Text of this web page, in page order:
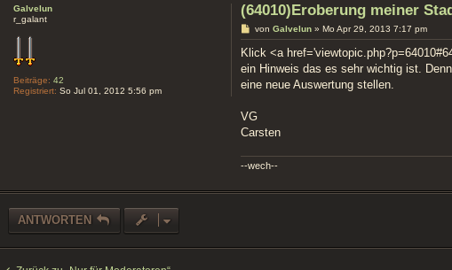
Galvelun
r_galant
Beiträge: 42
Registriert: So Jul 01, 2012 5:56 pm
(64010)Eroberung meiner
B
e
i
t
r
a
g
von Galvelun» Mo Apr 29, 2013 7:17 pm
Klick <a
ein Hinweis das es sehr wichtig ist.
eine neue Auswertung stellen.
VG
Carsten
--wech--
ANTWORTEN